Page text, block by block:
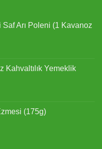
Saf Arı Poleni (1 Kavanoz
Kahvaltılık Yemeklik
(175g)